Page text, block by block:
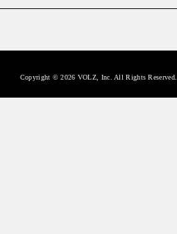
Copyright © 2026 VOLZ, Inc. All Rights Reserved.